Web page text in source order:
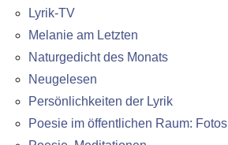
Lyrik-TV
Melanie am Letzten
Naturgedicht des Monats
Neugelesen
Persönlichkeiten der Lyrik
Poesie im öffentlichen Raum: Fotos